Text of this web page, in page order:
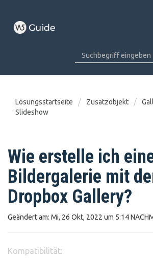
Lösungsstartseite Zusatzobjekt
Slideshow
Wie erstelle ich
Bildergalerie mit
Dropbox Gallery?
Geändert am: Mi, 26 Okt, 2022 um 5:14
Kompatibilität: